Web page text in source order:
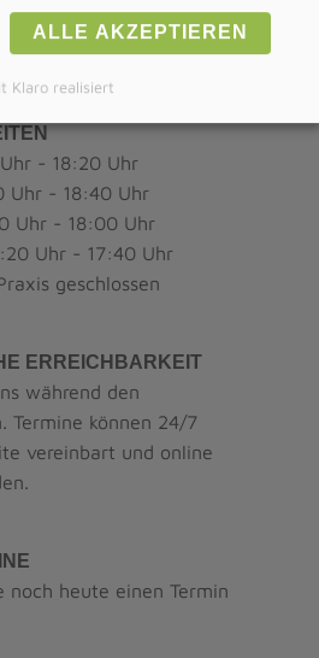
60 10
- 18:20 Uhr
Uhr - 18:40 Uhr
Uhr - 18:00 Uhr
Uhr - 17:40 Uhr
geschlossen
ERREICHBARKEIT
während den
Termine können 24/7
vereinbart und online
noch heute einen Termin
ALLE AKZEPTIEREN
Klaro realisiert